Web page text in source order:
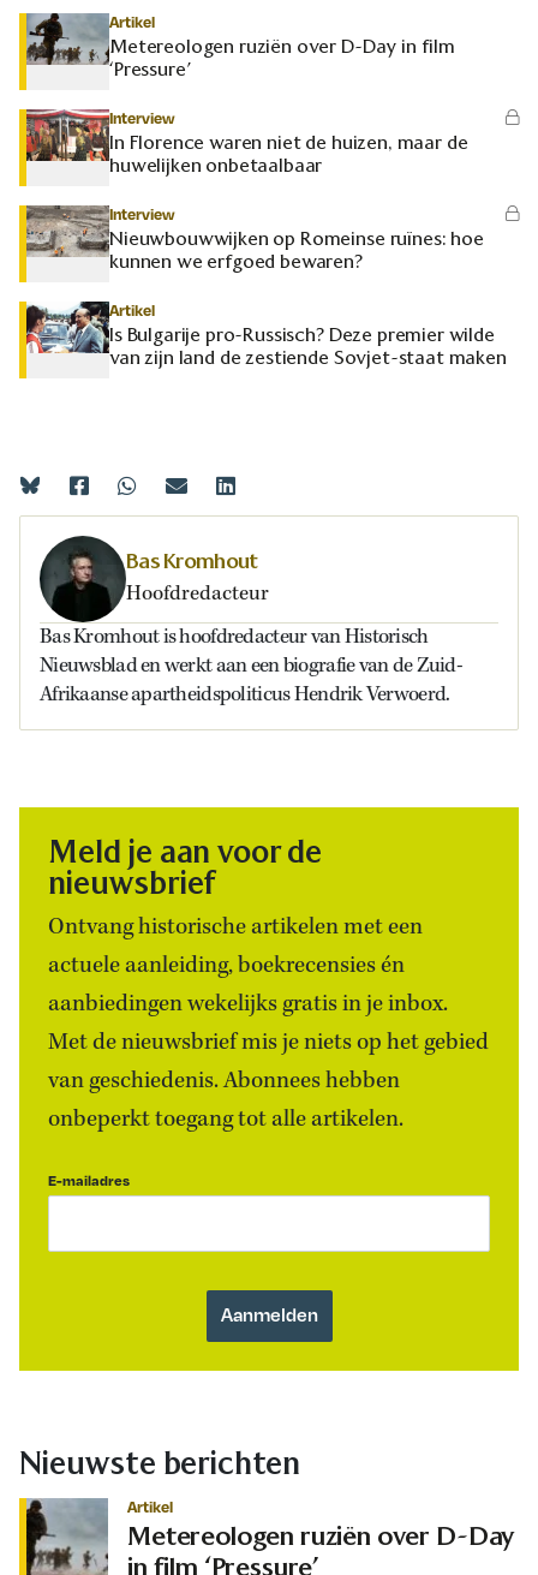
Artikel
Metereologen ruziën over D-Day in film
‘Pressure’
Interview
In Florence waren niet de huizen, maar de
huwelijken onbetaalbaar
Interview
Nieuwbouwwijken op Romeinse ruïnes: hoe
kunnen we erfgoed bewaren?
Artikel
Is Bulgarije pro-Russisch? Deze premier wilde
van zijn land de zestiende Sovjet-staat maken
Bas Kromhout
Hoofdredacteur
Bas Kromhout is hoofdredacteur van Historisch
Nieuwsblad en werkt aan een biografie van de Zuid-
Afrikaanse apartheidspoliticus Hendrik Verwoerd.
Meld je aan voor de
nieuwsbrief
Ontvang historische artikelen met een
actuele aanleiding, boekrecensies én
aanbiedingen wekelijks gratis in je inbox.
Met de nieuwsbrief mis je niets op het gebied
van geschiedenis. Abonnees hebben
onbeperkt toegang tot alle artikelen.
E-mailadres
Nieuwste berichten
Artikel
Metereologen ruziën over D-Day
in film ‘Pressure’